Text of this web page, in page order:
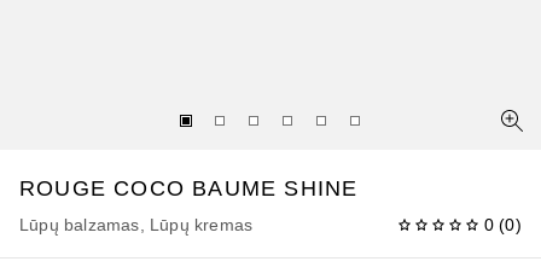
ROUGE COCO BAUME SHINE
Lūpų balzamas, Lūpų kremas 0 (0)